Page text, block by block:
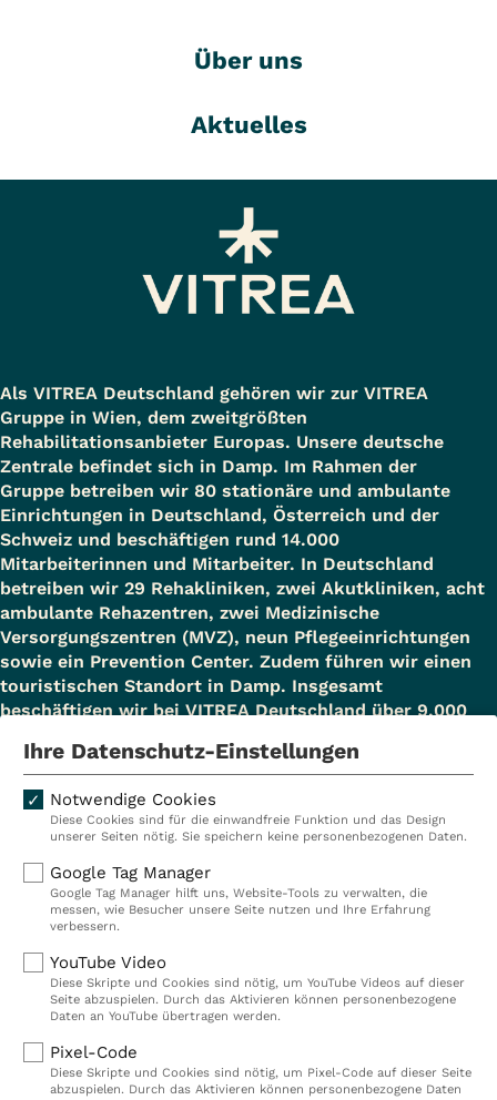
Über uns
Aktuelles
Als VITREA Deutschland gehören wir zur VITREA
Gruppe in Wien, dem zweitgrößten
Rehabilitationsanbieter Europas. Unsere deutsche
Zentrale befindet sich in Damp. Im Rahmen der
Gruppe betreiben wir 80 stationäre und ambulante
Einrichtungen in Deutschland, Österreich und der
Schweiz und beschäftigen rund 14.000
Mitarbeiterinnen und Mitarbeiter. In Deutschland
betreiben wir 29 Rehakliniken, zwei Akutkliniken, acht
ambulante Rehazentren, zwei Medizinische
Versorgungszentren (MVZ), neun Pflegeeinrichtungen
sowie ein Prevention Center. Zudem führen wir einen
touristischen Standort in Damp. Insgesamt
beschäftigen wir bei VITREA Deutschland über 9.000
Kliniken
Ambulant
Reha
Prävention
Karriere
VITREA Deutschland
IMPRESSUM
HINWEISGEBERSYSTEM
Ihre Datenschutz-Einstellungen
Notwendige Cookies
Diese Cookies sind für die einwandfreie Funktion und das Design
unserer Seiten nötig. Sie speichern keine personenbezogenen Daten.
Google Tag Manager
Google Tag Manager hilft uns, Website-Tools zu verwalten, die
messen, wie Besucher unsere Seite nutzen und Ihre Erfahrung
verbessern.
YouTube Video
Diese Skripte und Cookies sind nötig, um YouTube Videos auf dieser
Seite abzuspielen. Durch das Aktivieren können personenbezogene
Daten an YouTube übertragen werden.
Pixel-Code
Diese Skripte und Cookies sind nötig, um Pixel-Code auf dieser Seite
abzuspielen. Durch das Aktivieren können personenbezogene Daten